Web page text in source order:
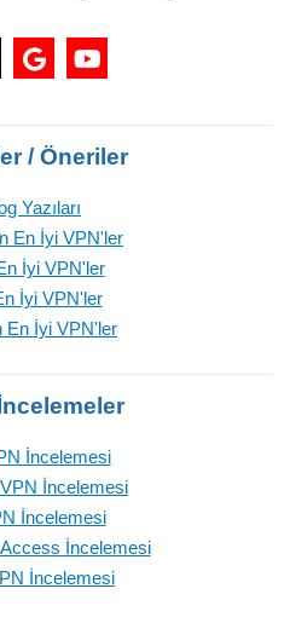
/ Öneriler
Yazıları
En İyi VPN'ler
İyi VPN'ler
İyi VPN'ler
En İyi VPN'ler
İncelemesi
İncelemesi
İncelemesi
İncelemesi
İncelemesi